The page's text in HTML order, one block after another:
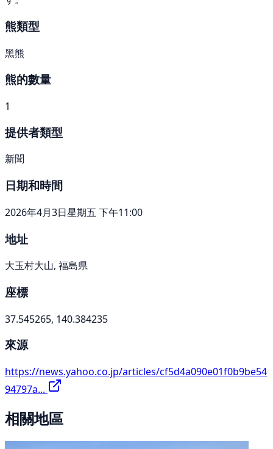
熊類型
黑熊
熊的數量
1
提供者類型
新聞
日期和時間
2026年4月3日星期五 下午11:00
地址
大玉村大山, 福島県
座標
37.545265, 140.384235
來源
https://news.yahoo.co.jp/articles/cf5d4a090e01f0b9be54
94797a...
相關地區